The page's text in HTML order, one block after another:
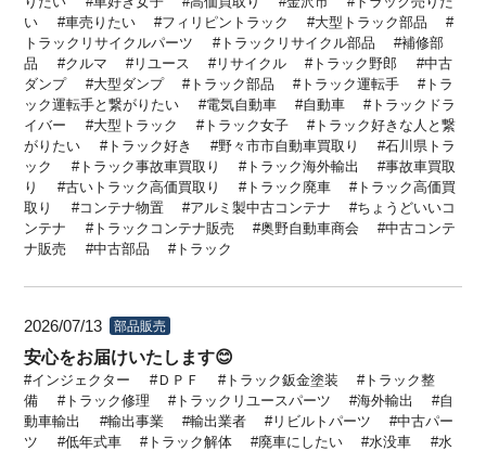
い
車売りたい フィリピントラック
大型トラック部品
トラックリサイクルパーツ
トラックリサイクル部品
補修部
品
クルマ リユース リサイクル トラック野郎
中古
ダンプ
大型ダンプ トラック部品 トラック運転手
トラ
ック運転手と繋がりたい
電気自動車 自動車
トラックドラ
イバー
大型トラック トラック女子
トラック好きな人と繋
がりたい
トラック好き 野々市市自動車買取り
石川県トラ
ック
トラック事故車買取り トラック海外輸出
事故車買取
り
古いトラック高価買取り トラック廃車
トラック高価買
取り
コンテナ物置 アルミ製中古コンテナ
ちょうどいいコ
ンテナ
トラックコンテナ販売 奥野自動車商会
中古コンテ
ナ販売
中古部品 トラック
2026/07/13 部品販売
安心をお届けいたします😊
インジェクター ＤＰＦ トラック鈑金塗装
トラック整
備
トラック修理 トラックリユースパーツ 海外輸出
自
動車輸出
輸出事業 輸出業者 リビルトパーツ
中古パー
ツ
低年式車 トラック解体 廃車にしたい 水没車
水